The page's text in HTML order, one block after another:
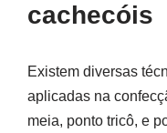
cachecóis
Existem diversas
aplicadas na
meia, ponto tricô, e